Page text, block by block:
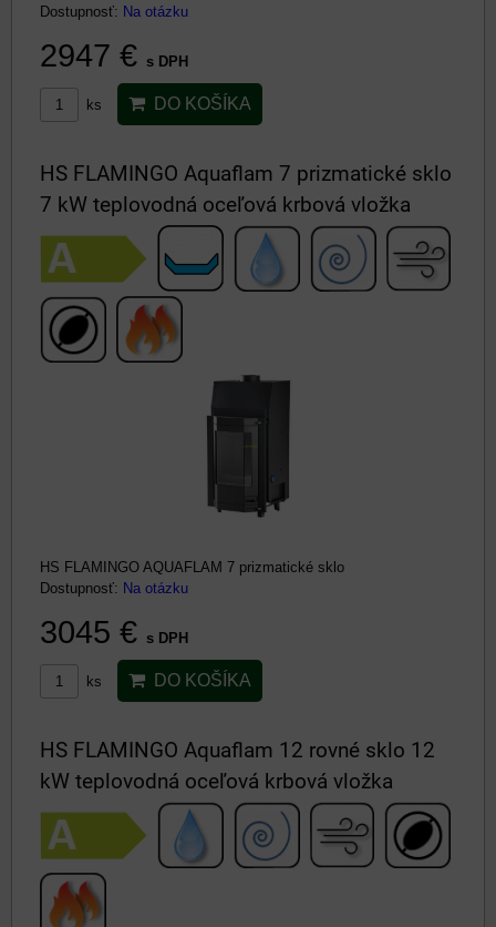
Dostupnosť: Na otázku
2947 € s DPH
ks DO KOŠÍKA
HS FLAMINGO Aquaflam 7 prizmatické sklo
7 kW teplovodná oceľová krbová vložka
HS FLAMINGO AQUAFLAM 7 prizmatické sklo
Dostupnosť: Na otázku
3045 € s DPH
ks DO KOŠÍKA
HS FLAMINGO Aquaflam 12 rovné sklo 12
kW teplovodná oceľová krbová vložka